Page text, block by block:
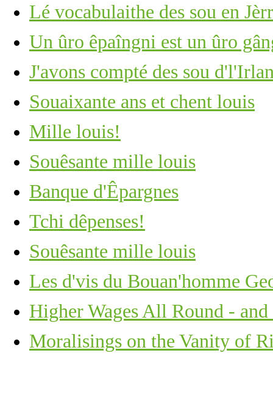
Lé vocabulaithe des sou en
Un ûro êpaîngni est un ûro
J'avons compté des sou
Souaixante ans et chent louis
Mille louis!
Souêsante mille louis
Banque d'Êpargnes
Tchi dêpenses!
Souêsante mille louis
Les d'vis du Bouan'homme
Higher Wages All Round -
Moralisings on the Vanity of